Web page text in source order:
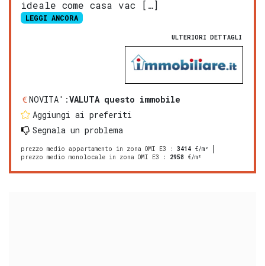
ideale come casa vac […]
LEGGI ANCORA
ULTERIORI DETTAGLI
NOVITA':VALUTA questo immobile
Aggiungi ai preferiti
Segnala un problema
prezzo medio appartamento in zona OMI E3 : 3414 €/m²
prezzo medio monolocale in zona OMI E3 : 2958 €/m²